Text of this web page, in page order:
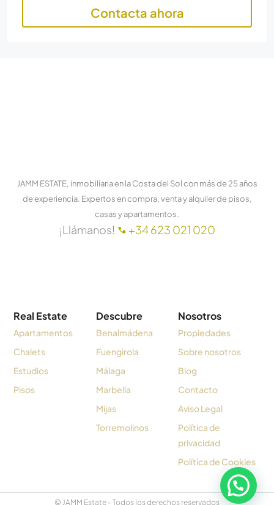
Contacta ahora
JAMM ESTATE, inmobiliaria en la Costa del Sol con más de 25 años
de experiencia. Expertos en compra, venta y alquiler de pisos,
casas y apartamentos.
¡Llámanos! +34 623 021 020
Real Estate
Apartamentos
Chalets
Estudios
Pisos
Descubre
Benalmádena
Fuengirola
Málaga
Marbella
Mijas
Torremolinos
Nosotros
Propiedades
Sobre nosotros
Blog
Contacto
Aviso Legal
Política de
privacidad
Política de Cookies
© JAMM Estate - Todos los derechos reservados